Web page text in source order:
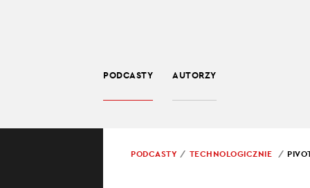
PODCASTY AUTORZY
PODCASTY
TECHNOLOGICZNIE